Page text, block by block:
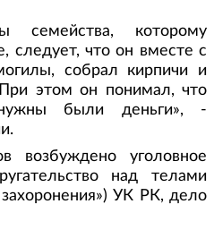
семейства, которому
следует, что он вместе с
собрал кирпичи и
этом он понимал, что
были деньги», -
возбуждено уголовное
над телами
УК РК, дело